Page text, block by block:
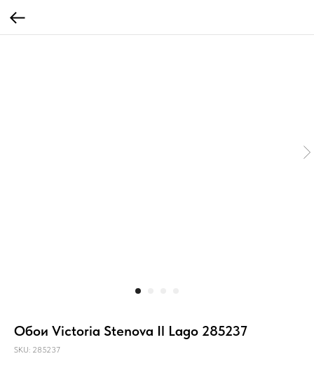
Обои Victoria Stenova Il Lago 285237
SKU: 285237